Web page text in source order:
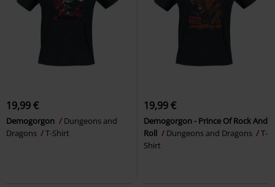
19,99 €
Demogorgon
Dungeons and
Dragons
T-Shirt
19,99 €
Demogorgon - Prince Of Rock And
Roll
Dungeons and Dragons
T-
Shirt